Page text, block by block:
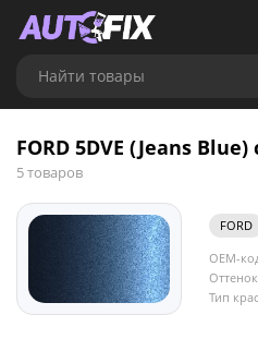
Найти товары
FORD 5DVE (Jeans
5 товаров
FORD
OEM-
Тип